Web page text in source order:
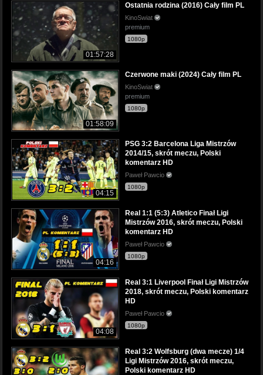
01:57:28
Ostatnia rodzina (2016) Cały film PL
KinoSwiat
premium
1080p
01:58:09
Czerwone maki (2024) Cały film PL
KinoSwiat
premium
1080p
04:15
PSG 3:2 Barcelona Liga Mistrzów
2014/15, skrót meczu, Polski
komentarz HD
Paweł Pawcio
1080p
04:16
Real 1:1 (5:3) Atletico Finał Ligi
Mistrzów 2016, skrót meczu, Polski
komentarz HD
Paweł Pawcio
1080p
04:08
Real 3:1 Liverpool Finał Ligi Mistrzów
2018, skrót meczu, Polski komentarz
HD
Paweł Pawcio
1080p
Real 3:2 Wolfsburg (dwa mecze) 1/4
Ligi Mistrzów 2016, skrót meczu,
Polski komentarz HD